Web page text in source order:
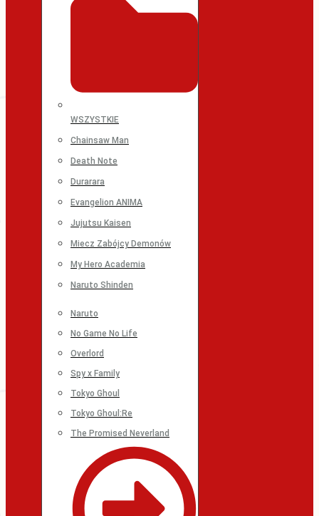
WSZYSTKIE
Chainsaw Man
Death Note
Durarara
Evangelion ANIMA
Jujutsu Kaisen
Miecz Zabójcy Demonów
My Hero Academia
Naruto Shinden
Naruto
No Game No Life
Overlord
Spy x Family
Tokyo Ghoul
Tokyo Ghoul:Re
The Promised Neverland